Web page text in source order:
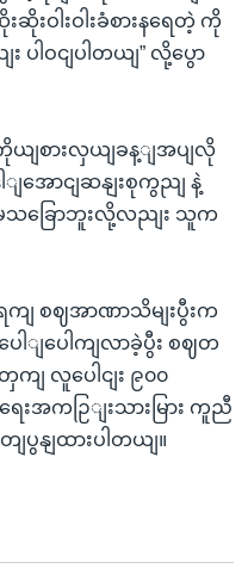
ဆိုးဝါးဝါးခံစားနရေတဲ့ ကို
ပါဝငျပါတယျ” လို့ပွော
ယျစားလှယျခန့ျအပျလို
အောငျဆနျးစုကွညျ နဲ့
ခြောဘူးလို့လညျး သူက
ရကျ စဈအာဏာသိမျးပွီးက
ျပေါကျလာခဲ့ပွီး စဈတ
ကျ လူပေါငျး ၉၀၀
းအကဉြျးသားမြား ကူညီ
ပွနျထားပါတယျ။